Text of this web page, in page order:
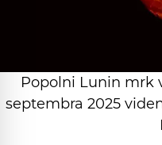
Popolni Lunin mrk
septembra 2025